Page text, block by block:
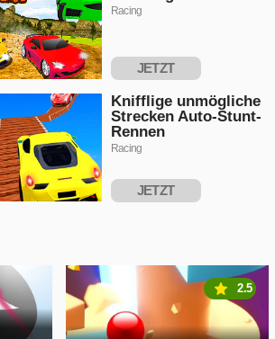
Racing
JETZT
Knifflige unmögliche
Strecken Auto-Stunt-
Rennen
Racing
JETZT
2.5